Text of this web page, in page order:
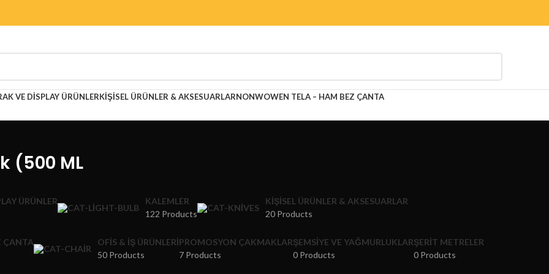
VE DISPLAY ÜRÜNLERKIŞISEL ÜRÜNLER & AKSESUARLARNONWOWEN TELA – HAM BEZ ÇANTA
(500 ML
ÜRÜNLER
KALEMLER
122 Products
KIŞISEL ÜRÜNLER & AKSESUARLAR
20 Products
ÇANTA
OFIS & İŞ ÜRÜNLERI
50 Products
PROMOSYON ÇAKMAKLAR
7 Products
ŞEMSIYE VE YAĞMURLUKLAR
0 Products
ŞERIT METRELER
0 Products